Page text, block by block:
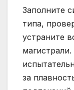
Заполните
типа,
устраните
за